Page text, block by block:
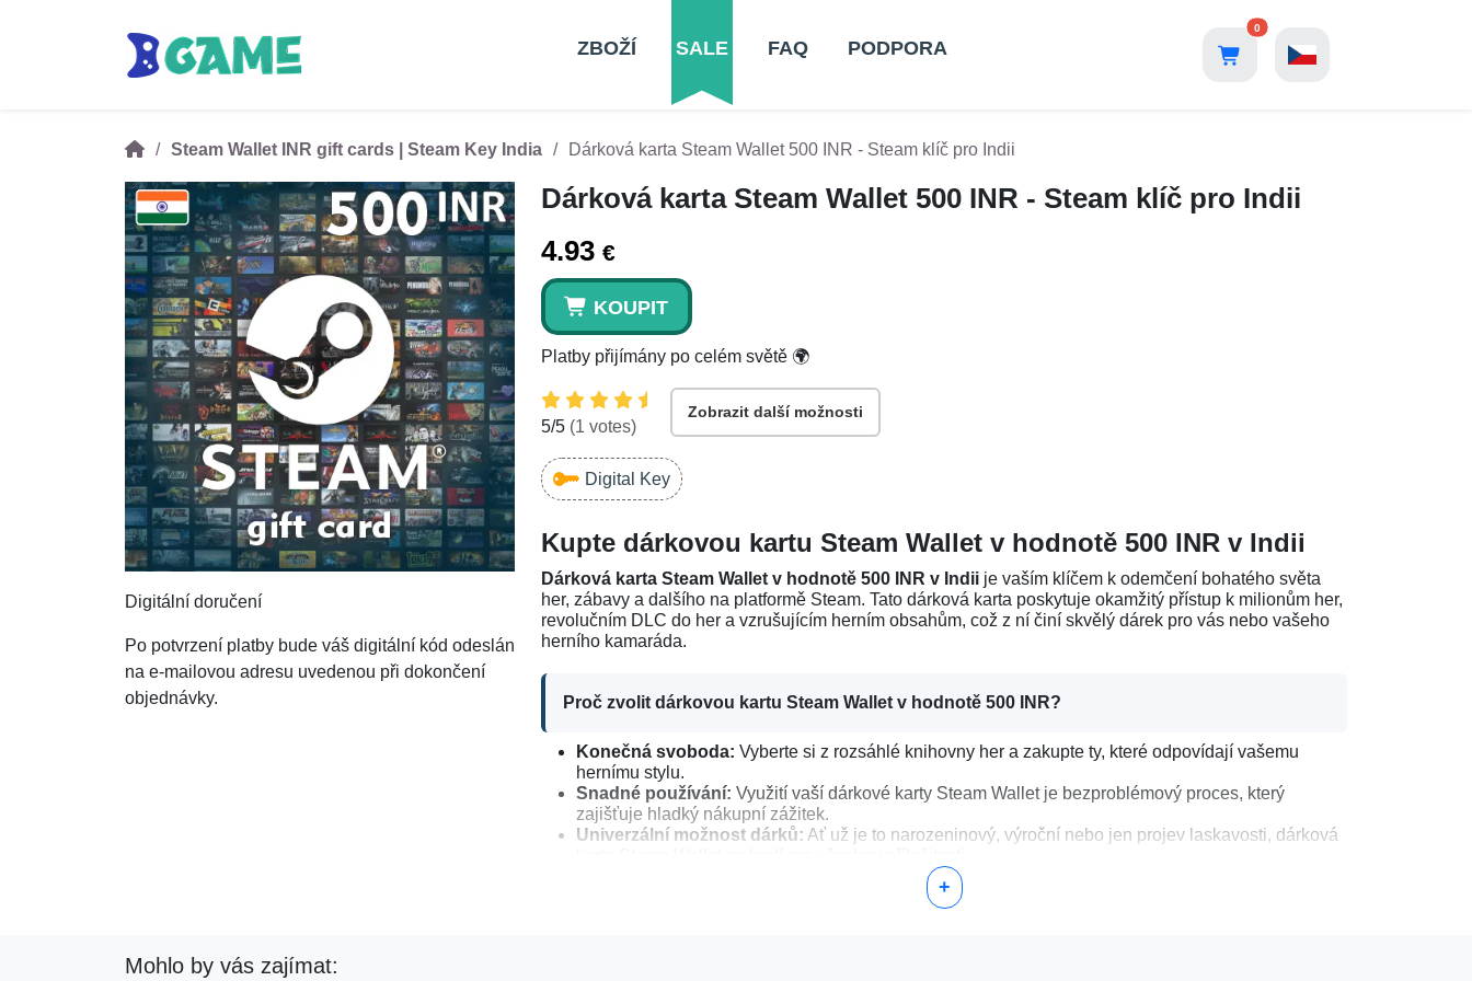
ZBOŽÍ SALE FAQ PODPORA
0
Steam Wallet INR gift cards | Steam Key India Dárková karta Steam Wallet 500 INR - Steam klíč pro Indii
Digitální doručení
Po potvrzení platby bude váš digitální kód odeslán
na e-mailovou adresu uvedenou při dokončení
objednávky.
Dárková karta Steam Wallet 500 INR - Steam klíč pro Indii
4.93 €
KOUPIT
Platby přijímány po celém světě 🌍
5/5 (1 votes)
Zobrazit další možnosti
Digital Key
Kupte dárkovou kartu Steam Wallet v hodnotě 500 INR v Indii
Dárková karta Steam Wallet v hodnotě 500 INR v Indii je vaším klíčem k odemčení bohatého světa
her, zábavy a dalšího na platformě Steam. Tato dárková karta poskytuje okamžitý přístup k milionům her,
revolučním DLC do her a vzrušujícím herním obsahům, což z ní činí skvělý dárek pro vás nebo vašeho
herního kamaráda.
Proč zvolit dárkovou kartu Steam Wallet v hodnotě 500 INR?
Konečná svoboda: Vyberte si z rozsáhlé knihovny her a zakupte ty, které odpovídají vašemu
hernímu stylu.
Snadné používání: Využití vaší dárkové karty Steam Wallet je bezproblémový proces, který
zajišťuje hladký nákupní zážitek.
Univerzální možnost dárků: Ať už je to narozeninový, výroční nebo jen projev laskavosti, dárková
+
Mohlo by vás zajímat: